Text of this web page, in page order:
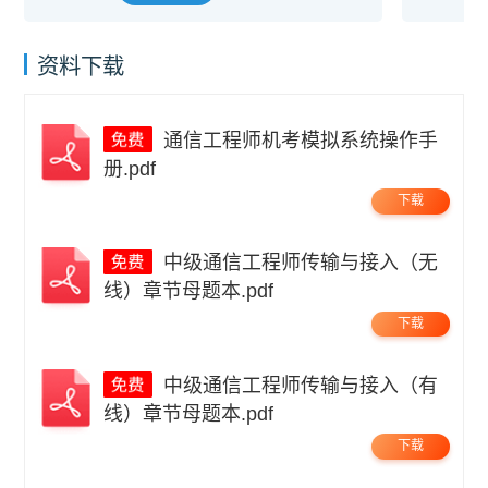
资料下载
通信工程师机考模拟系统操作手
册.pdf
下载
线）章节母题本.pdf
下载
线）章节母题本.pdf
下载